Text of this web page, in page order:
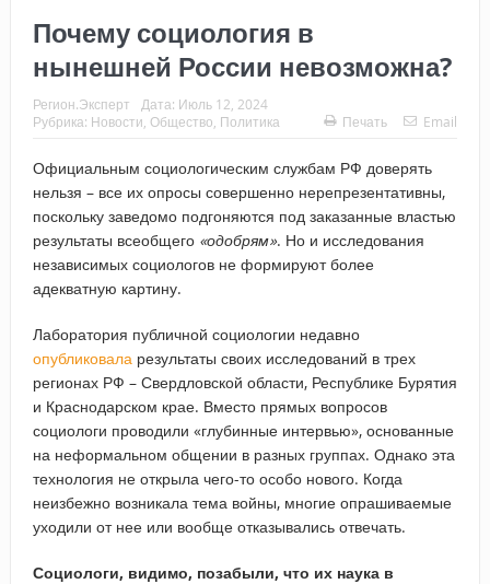
Почему социология в
нынешней России невозможна?
Регион.Эксперт Дата: Июль 12, 2024
Рубрика: Новости Общество Политика Печать Email
Официальным социологическим службам РФ доверять
нельзя – все их опросы совершенно нерепрезентативны,
поскольку заведомо подгоняются под заказанные властью
результаты всеобщего «одобрям». Но и исследования
независимых социологов не формируют более
адекватную картину.
Лаборатория публичной социологии недавно
опубликоваларезультаты своих исследований в трех
регионах РФ – Свердловской области, Республике Бурятия
и Краснодарском крае. Вместо прямых вопросов
социологи проводили «глубинные интервью», основанные
на неформальном общении в разных группах. Однако эта
технология не открыла чего-то особо нового. Когда
неизбежно возникала тема войны, многие опрашиваемые
уходили от нее или вообще отказывались отвечать.
Социологи, видимо, позабыли, что их наука в